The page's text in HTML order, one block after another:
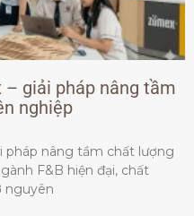
giải pháp nâng tầm
nghiệp
pháp nâng tầm chất lượng
F&B hiện đại, chất
nguyên